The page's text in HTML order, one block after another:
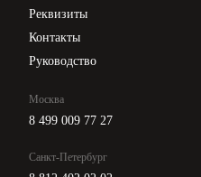
Реквизиты
Контакты
Руководство
Москва
8 499 009 77 27
Санкт-Петербург